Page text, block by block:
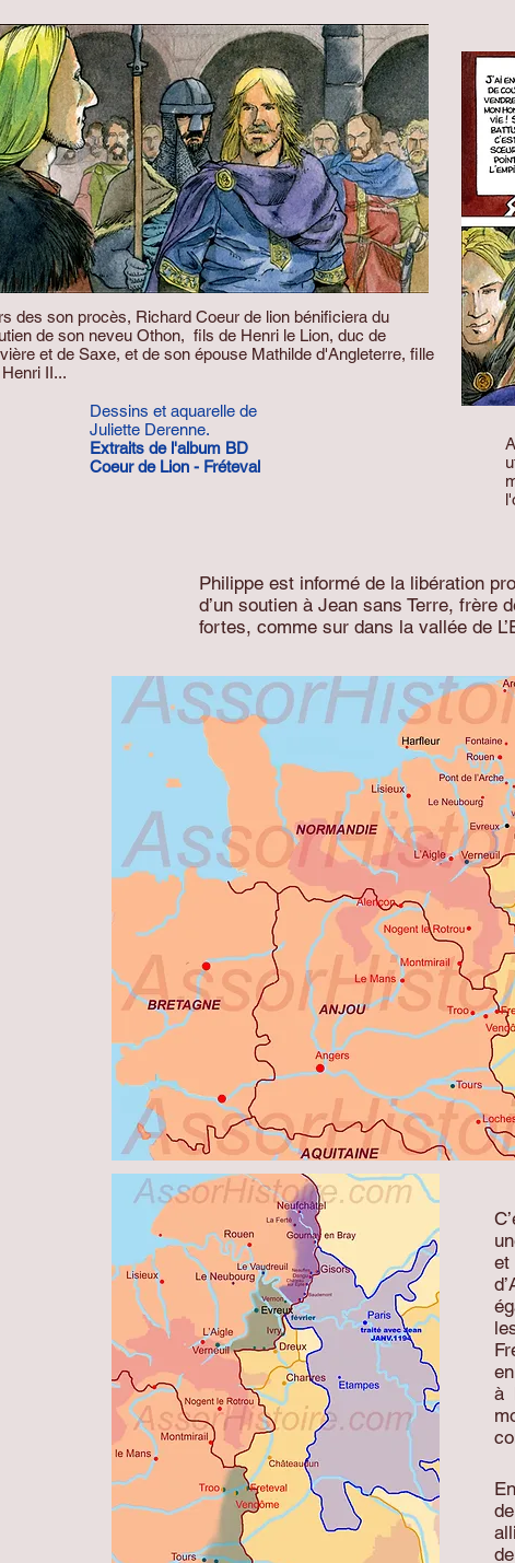
Philippe est informé de la libération
d’un soutien à Jean sans Terre, frère
fortes, comme sur dans la vallée de
des son procès, Richard Coeur de lion bénificiera du
de son neveu Othon, fils de Henri le Lion, duc de
et de Saxe, et de son épouse Mathilde d'Angleterre, fille
Henri II...
Dessins et aquarelle de
Juliette Derenne.
Extraits de l'album BD
Coeur de Lion - Fréteval
à